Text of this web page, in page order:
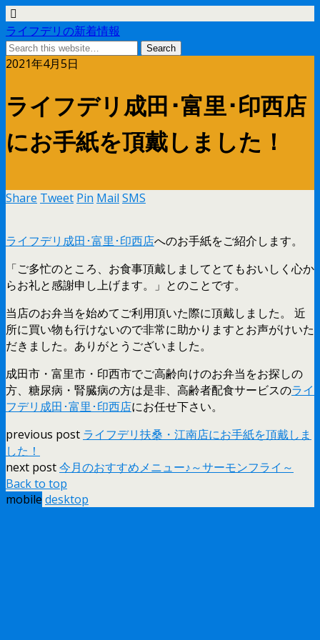
ライフデリの新着情報
2021年4月5日
ライフデリ成田･富里･印西店
にお手紙を頂戴しました！
Share Tweet Pin Mail SMS
ライフデリ成田･富里･印西店へのお手紙をご紹介します。
「ご多忙のところ、お食事頂戴しましてとてもおいしく心か
らお礼と感謝申し上げます。」とのことです。
当店のお弁当を始めてご利用頂いた際に頂戴しました。 近
所に買い物も行けないので非常に助かりますとお声がけいた
だきました。ありがとうございました。
成田市・富里市・印西市でご高齢向けのお弁当をお探しの
方、糖尿病・腎臓病の方は是非、高齢者配食サービスのライ
フデリ成田･富里･印西店にお任せ下さい。
previous post ライフデリ扶桑・江南店にお手紙を頂戴しま
した！
next post今月のおすすめメニュー♪～サーモンフライ～
Back to top
mobile desktop